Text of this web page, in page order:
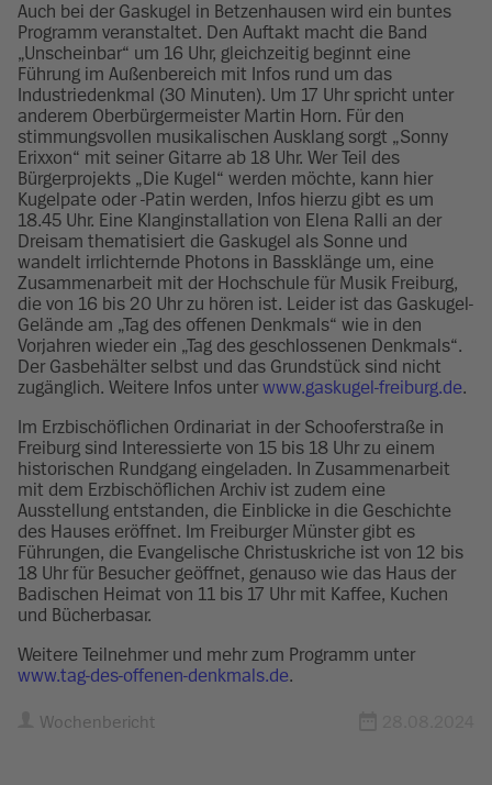
Auch bei der Gaskugel in Betzenhausen wird ein buntes
Programm veranstaltet. Den Auftakt macht die Band
„Unscheinbar“ um 16 Uhr, gleichzeitig beginnt eine
Führung im Außenbereich mit Infos rund um das
Industriedenkmal (30 Minuten). Um 17 Uhr spricht unter
anderem Oberbürgermeister Martin Horn. Für den
stimmungsvollen musikalischen Ausklang sorgt „Sonny
Erixxon“ mit seiner Gitarre ab 18 Uhr. Wer Teil des
Bürgerprojekts „Die Kugel“ werden möchte, kann hier
Kugelpate oder -Patin werden, Infos hierzu gibt es um
18.45 Uhr. Eine Klanginstallation von Elena Ralli an der
Dreisam thematisiert die Gaskugel als Sonne und
wandelt irrlichternde Photons in Bassklänge um, eine
Zusammenarbeit mit der Hochschule für Musik Freiburg,
die von 16 bis 20 Uhr zu hören ist. Leider ist das Gaskugel-
Gelände am „Tag des offenen Denkmals“ wie in den
Vorjahren wieder ein „Tag des geschlossenen Denkmals“.
Der Gasbehälter selbst und das Grundstück sind nicht
zugänglich. Weitere Infos unterwww.gaskugel-freiburg.de.
Im Erzbischöflichen Ordinariat in der Schooferstraße in
Freiburg sind Interessierte von 15 bis 18 Uhr zu einem
historischen Rundgang eingeladen. In Zusammenarbeit
mit dem Erzbischöflichen Archiv ist zudem eine
Ausstellung entstanden, die Einblicke in die Geschichte
des Hauses eröffnet. Im Freiburger Münster gibt es
Führungen, die Evangelische Christuskriche ist von 12 bis
18 Uhr für Besucher geöffnet, genauso wie das Haus der
Badischen Heimat von 11 bis 17 Uhr mit Kaffee, Kuchen
und Bücherbasar.
Weitere Teilnehmer und mehr zum Programm unter
www.tag-des-offenen-denkmals.de.
Wochenbericht